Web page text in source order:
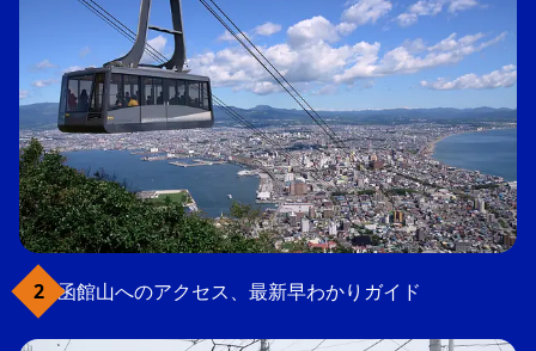
函館山へのアクセス、最新早わかりガイド